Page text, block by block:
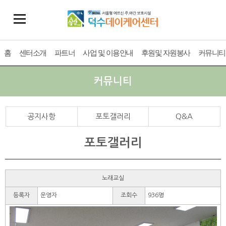
홈 센터소개 파트너 사업 및 이용안내 후원및 자원봉사 커뮤니티
커뮤니티
공지사항 포토갤러리 Q&A
포토갤러리
노래교실
등록자 운영자 조회수 936명